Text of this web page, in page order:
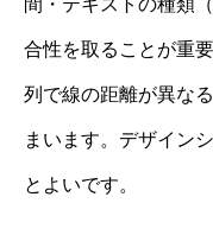
間・テキストの種類
合性を取ることが重
列で線の距離が異な
まいます。デザイン
とよいです。